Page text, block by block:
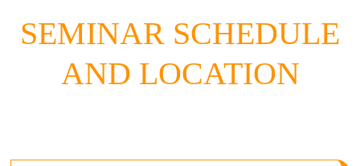
SEMINAR SCHEDULE
AND LOCATION